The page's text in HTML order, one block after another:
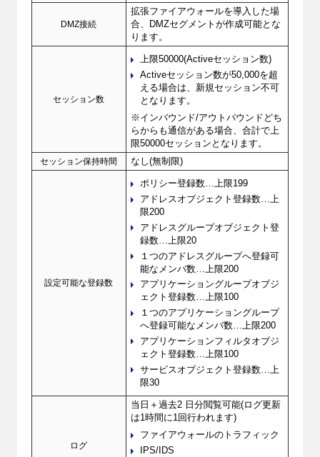
DMZ接続
拡張ファイアウォールを導入した場
合、DMZセグメントが作成可能とな
ります。
セッション数
上限50000(Activeセッション数)
Activeセッション数が50,000を超
える場合は、新規セッション不可
となります。
※インバウンド/アウトバウンドどち
らからも通信がある場合、合計で上
限50000セッションとなります。
セッション保持時間
なし(無制限)
設定可能な登録数
ポリシー登録数…上限199
アドレスオブジェクト登録数…上
限200
アドレスグループオブジェクト登
録数…上限20
１つのアドレスグループへ登録可
能なメンバ数…上限200
アプリケーショングループオブジ
ェクト登録数…上限100
１つのアプリケーショングループ
へ登録可能なメンバ数…上限200
アプリケーションフィルタオブジ
ェクト登録数…上限100
サービスオブジェクト登録数…上
限30
ログ
当日＋過去2 日分閲覧可能(ログ更新
は1時間に1回行われます)
ファイアウォールのトラフィック
IPS/IDS